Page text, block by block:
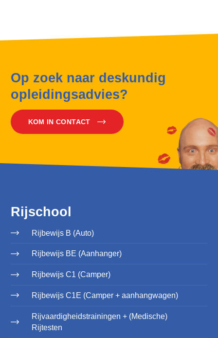
Op zoek naar deskundig
opleidingsadvies?
KOM IN CONTACT
Rijschool
Rijbewijs B (Auto)
Rijbewijs BE (Aanhanger)
Rijbewijs C1 (Camper)
Rijbewijs C1E (Camper + aanhangwagen)
Rijvaardigheidstrainingen + (Medische)
Rijtesten